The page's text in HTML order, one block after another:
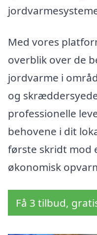
Med vores
overblik over de
jordvarme i
og
professionelle
behovene i dit
første skridt mod
økonomisk
Få 3 tilbud,